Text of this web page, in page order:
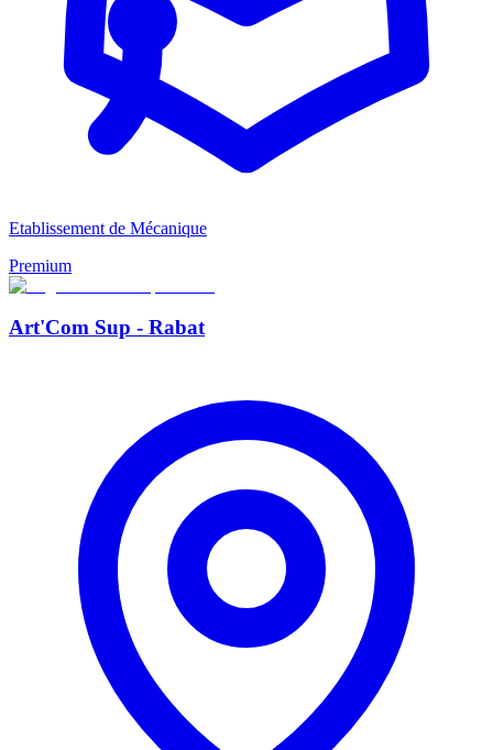
Etablissement de Mécanique
Premium
Art'Com Sup - Rabat